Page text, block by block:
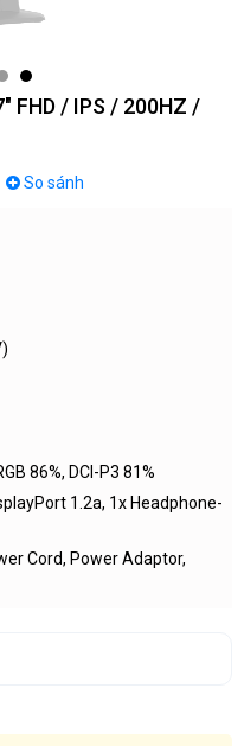
FHD / IPS / 200HZ /
So sánh
86%, DCI-P3 81%
1.2a, 1x Headphone-
Cord, Power Adaptor,